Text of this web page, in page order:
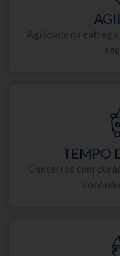
Agilidade na
TEMPO
Concertos com
você